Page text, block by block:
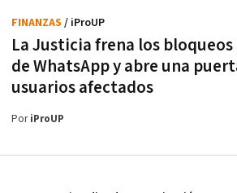
La Justicia frena los
de WhatsApp y abre una
usuarios afectados
FINANZAS / iProUP
PoriProUP